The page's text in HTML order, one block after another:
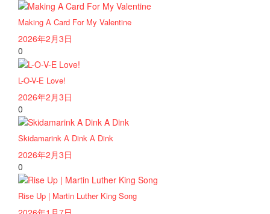
Making A Card For My Valentine
2026年2月3日
0
L-O-V-E Love!
2026年2月3日
0
Skidamarink A Dink A Dink
2026年2月3日
0
Rise Up | Martin Luther King Song